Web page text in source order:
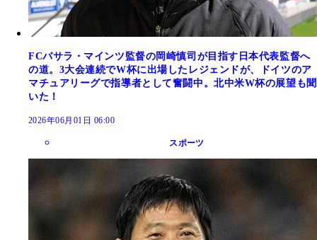
FCバサラ・マインツ監督の岡崎慎司が目指す日本代表監督へ
の道。3大会連続でW杯に出場したレジェンドが、ドイツのア
マチュアリーグで指導者として奮闘中。北中米W杯の展望も聞
いた！
2026年06月01日 06:00
スポーツ